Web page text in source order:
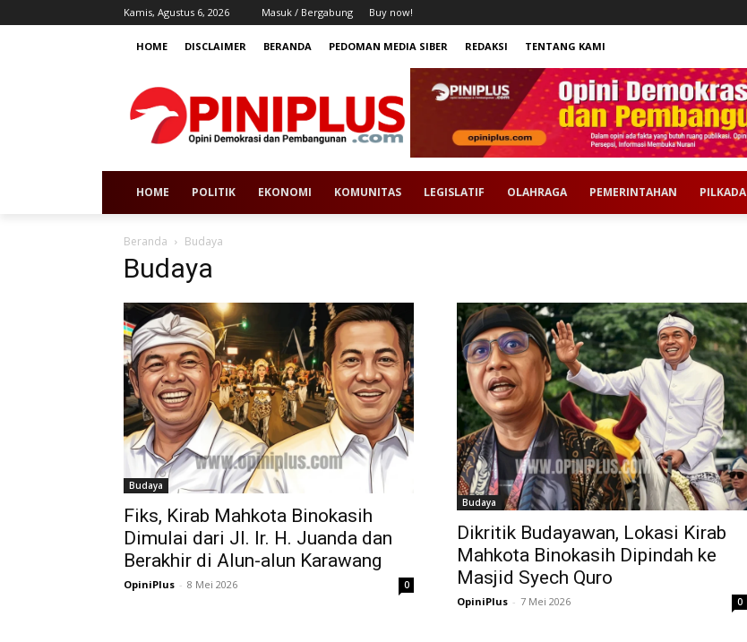
Kamis, Agustus 6, 2026 Masuk / Bergabung Buy now!
HOME DISCLAIMER BERANDA PEDOMAN MEDIA SIBER REDAKSI TENTANG KAMI
HOME POLITIK EKONOMI KOMUNITAS LEGISLATIF OLAHRAGA PEMERINTAHAN PILKADA
Beranda Budaya
Budaya
Budaya
Fiks, Kirab Mahkota Binokasih
Dimulai dari Jl. Ir. H. Juanda dan
Berakhir di Alun-alun Karawang
OpiniPlus - 8 Mei 2026 0
Budaya
Dikritik Budayawan, Lokasi Kirab
Mahkota Binokasih Dipindah ke
Masjid Syech Quro
OpiniPlus - 7 Mei 2026 0